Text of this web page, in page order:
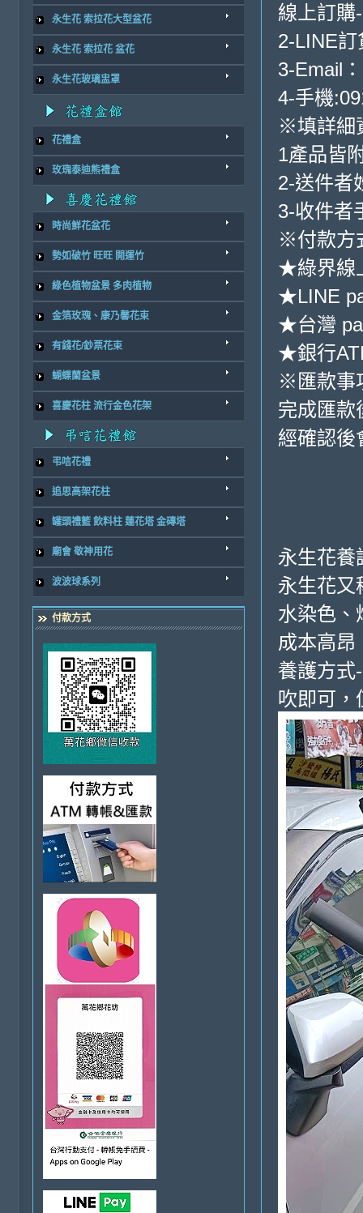
永生花 索拉花大型盆花
永生花 索拉花 盆花
永生花玻璃盅罩
花禮盒
玫瑰泰迪熊禮盒
時尚鮮花盆花
勢如破竹 旺旺 開運竹
綠色植物盆景 多肉植物
金箔玫瑰、康乃馨花束
有錢花/鈔票花束
蝴蝶蘭盆景
喜慶花柱 流行金色花架
弔唁花禮
追思高架花柱
罐頭禮籃 飲料柱 蓮花塔 金磚塔
廟會 敬神用花
波波球系列
付款方式
線上訂購
2-LINE
3-Email
4-手機
※填詳細
1產品皆
2-送件者
3-收件者
※付款方
★綠界線
★LINE
★台灣
★銀行
※匯款事
完成匯款
經確認後
永生花養
永生花又
水染色、
成本高昂
養護方式
吹即可，